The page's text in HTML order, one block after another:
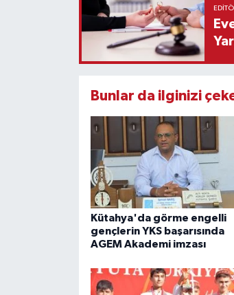
Bunlar da ilginizi
Kütahya'da görme engelli
gençlerin YKS başarısında
AGEM Akademi imzası